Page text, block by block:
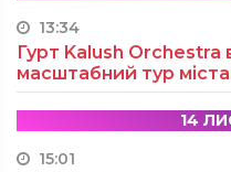
13:34
Гурт Kalush Orchestra
масштабний тур
14
15:01